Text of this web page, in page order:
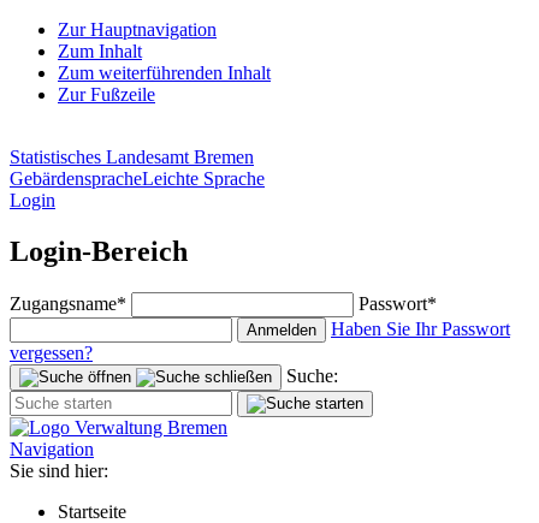
Zur Hauptnavigation
Zum Inhalt
Zum weiterführenden Inhalt
Zur Fußzeile
Statistisches Landesamt Bremen
GebärdenspracheLeichte Sprache
Login
Login-Bereich
Zugangsname* Passwort*
Anmelden
Haben Sie Ihr Passwort
vergessen?
Suche:
Navigation
Sie sind hier:
Startseite